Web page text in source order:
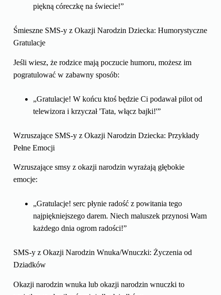
piękną córeczkę na świecie!”
Śmieszne SMS-y z Okazji Narodzin Dziecka: Humorystyczne
Gratulacje
Jeśli wiesz, że rodzice mają poczucie humoru, możesz im
pogratulować w zabawny sposób:
„Gratulacje! W końcu ktoś będzie Ci podawał pilot od
telewizora i krzyczał 'Tata, włącz bajki!'”
Wzruszające SMS-y z Okazji Narodzin Dziecka: Przykłady
Pełne Emocji
Wzruszające smsy z okazji narodzin wyrażają głębokie
emocje:
„Gratulacje! serc płynie radość z powitania tego
najpiękniejszego darem. Niech maluszek przynosi Wam
każdego dnia ogrom radości!”
SMS-y z Okazji Narodzin Wnuka/Wnuczki: Życzenia od
Dziadków
Okazji narodzin wnuka lub okazji narodzin wnuczki to